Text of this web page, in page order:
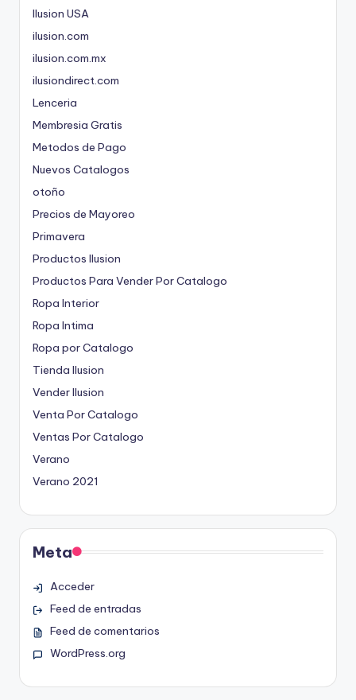
Ilusion USA
ilusion.com
ilusion.com.mx
ilusiondirect.com
Lenceria
Membresia Gratis
Metodos de Pago
Nuevos Catalogos
otoño
Precios de Mayoreo
Primavera
Productos Ilusion
Productos Para Vender Por Catalogo
Ropa Interior
Ropa Intima
Ropa por Catalogo
Tienda Ilusion
Vender Ilusion
Venta Por Catalogo
Ventas Por Catalogo
Verano
Verano 2021
Meta
Acceder
Feed de entradas
Feed de comentarios
WordPress.org